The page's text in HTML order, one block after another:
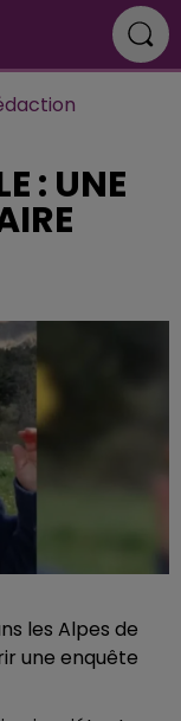
: UNE
les Alpes de
une enquête